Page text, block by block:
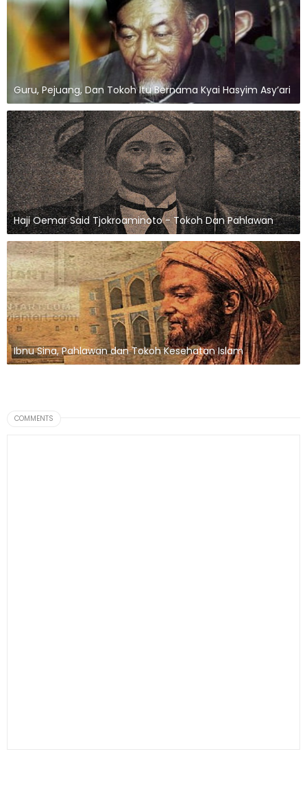
Guru, Pejuang, Dan Tokoh Itu Bernama Kyai Hasyim Asy’ari
Haji Oemar Said Tjokroaminoto - Tokoh Dan Pahlawan
Ibnu Sina, Pahlawan dan Tokoh Kesehatan Islam
COMMENTS